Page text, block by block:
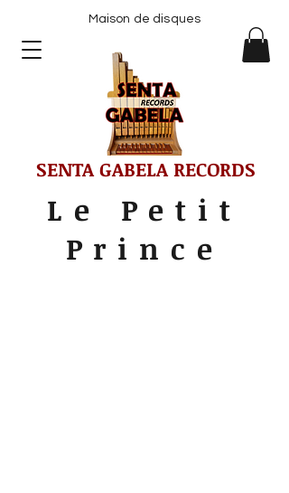
SENTA GABELA RECORDS
Maison de disques
Le Petit
Prince